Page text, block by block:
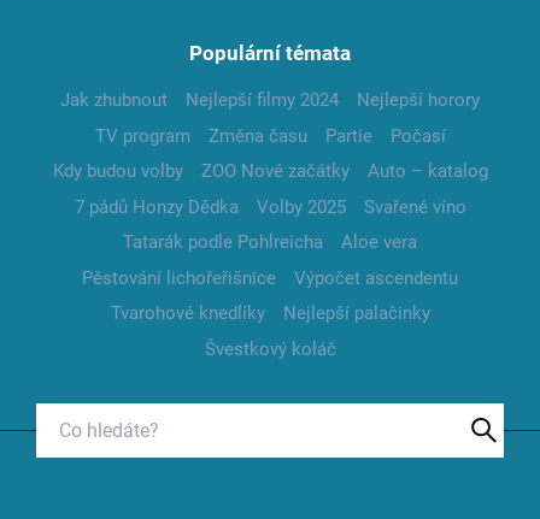
Populární témata
Jak zhubnout Nejlepší filmy 2024
Nejlepší horory
TV program
Změna času Partie
Počasí
Kdy budou volby
ZOO Nové začátky
Auto – katalog
7 pádů Honzy Dědka
Volby 2025
Svařené víno
Tatarák podle Pohlreicha
Aloe vera
Pěstování lichořeřišnice
Výpočet ascendentu
Tvarohové knedlíky
Nejlepší palačinky
Švestkový koláč